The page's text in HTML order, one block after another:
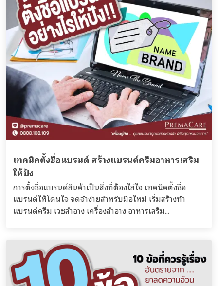
เทคนิคตั้งชื่อแบรนด์ สร้างแบรนด์ครีมอาหารเสริม
ให้ปัง
การตั้งชื่อแบรนด์สินค้าเป็นสิ่งที่ต้องใส่ใจ เทคนิคตั้งชื่อ
แบรนด์ให้โดนใจ จดจำง่ายสำหรับมือใหม่ เริ่มสร้างทำ
แบรนด์ครีม เวชสำอาง เครื่องสำอาง อาหารเสริม...